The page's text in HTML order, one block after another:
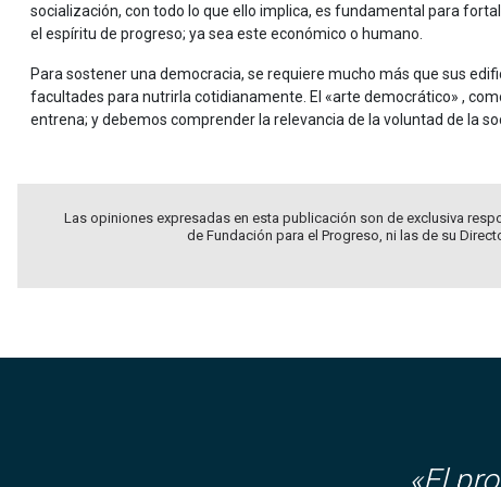
socialización, con todo lo que ello implica, es fundamental para
el espíritu de progreso; ya sea este económico o humano.
Para sostener una democracia, se requiere mucho más que sus
facultades para nutrirla cotidianamente. El «arte democrático» ,
entrena; y debemos comprender la relevancia de la voluntad de la
Las opiniones expresadas en esta publicación son de exclusiva
de Fundación para el Progreso, ni las de su